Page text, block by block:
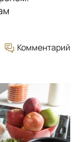
Комментарий